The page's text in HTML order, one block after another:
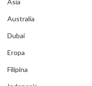
Asia
Australia
Dubai
Eropa
Filipina